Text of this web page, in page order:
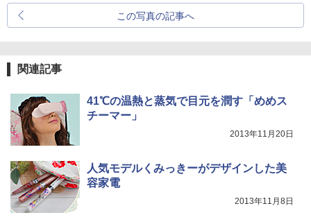
この写真の記事へ
関連記事
41℃の温熱と蒸気で目元を潤す「めめス
チーマー」
2013年11月20日
人気モデルくみっきーがデザインした美
容家電
2013年11月8日